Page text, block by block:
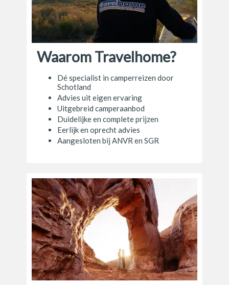
Waarom Travelhome?
Dé specialist in camperreizen door
Schotland
Advies uit eigen ervaring
Uitgebreid camperaanbod
Duidelijke en complete prijzen
Eerlijk en oprecht advies
Aangesloten bij ANVR en SGR